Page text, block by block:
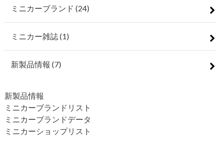
ミニカーブランド (24)
ミニカー雑誌(1)
新製品情報 (7)
新製品情報
ミニカーブランドリスト
ミニカーブランドデータ
ミニカーショップリスト